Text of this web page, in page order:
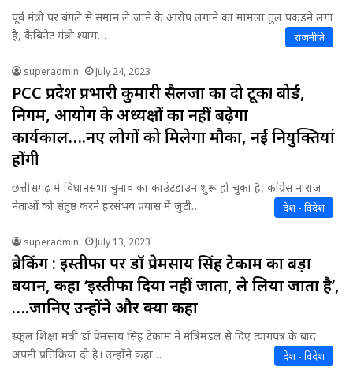
पूर्व मंत्री पर बंगले से समान ले जाने के आरोप लगाने का मामला तुल पकड़ने लगा
है, कैबिनेट मंत्री श्याम…
राजनीति
superadmin July 24, 2023
PCC प्रदेश प्रभारी कुमारी सैलजा का दो टूक! बोर्ड,
निगम, आयोग के अध्यक्षों का नहीं बढ़ेगा
कार्यकाल….नए लोगों को मिलेगा मौका, नई नियुक्तियां
होंगी
छत्तीसगढ़ मे विधानसभा चुनाव का काउंटडाउन शुरू हो चुका है, कांग्रेस नाराज
नेताओं को संतुष्ठ करने हरसंभव प्रयास में जुटी…
देश - विदेश
superadmin July 13, 2023
ब्रेकिंग : इस्तीफा पर डॉ प्रेमसाय सिंह टेकाम का बड़ा
बयान, कहा ‘इस्तीफा दिया नहीं जाता, ले लिया जाता है’,
….जानिए उन्होंने और क्या कहा
स्कूल शिक्षा मंत्री डॉ प्रेमसाय सिंह टेकाम ने मंत्रिमंडल से दिए त्यागपत्र के बाद
अपनी प्रतिक्रिया दी है। उन्होंने कहा…
देश - विदेश